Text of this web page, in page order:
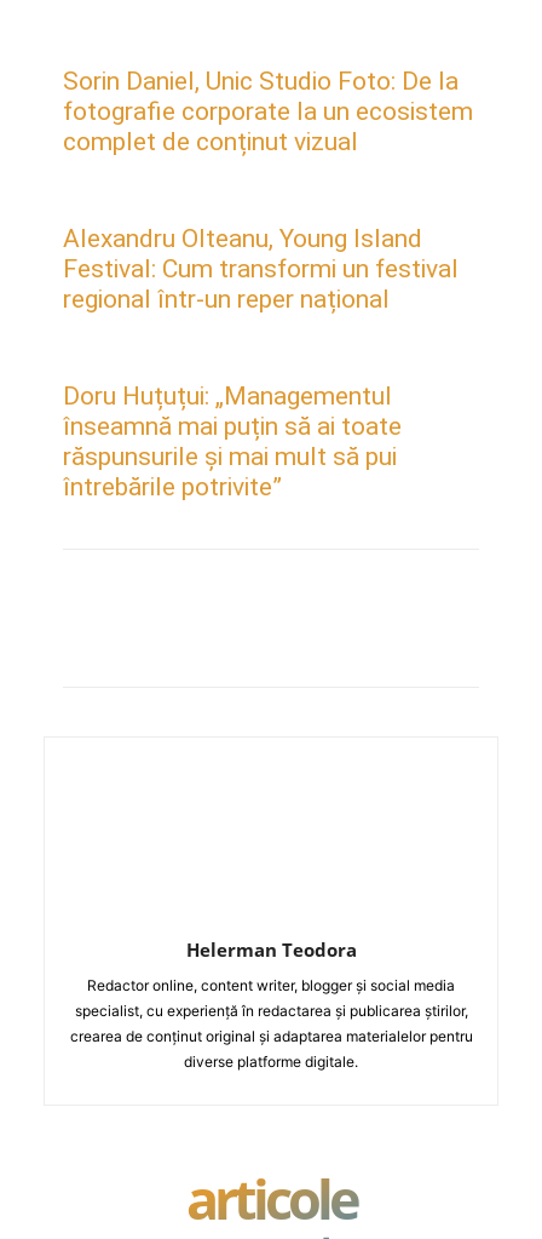
Sorin Daniel, Unic Studio Foto: De la
fotografie corporate la un ecosistem
complet de conținut vizual
Alexandru Olteanu, Young Island
Festival: Cum transformi un festival
regional într-un reper național
Doru Huțuțui: „Managementul
înseamnă mai puțin să ai toate
răspunsurile și mai mult să pui
întrebările potrivite”
Helerman Teodora
Redactor online, content writer, blogger și social media
specialist, cu experiență în redactarea și publicarea știrilor,
crearea de conținut original și adaptarea materialelor pentru
diverse platforme digitale.
articole